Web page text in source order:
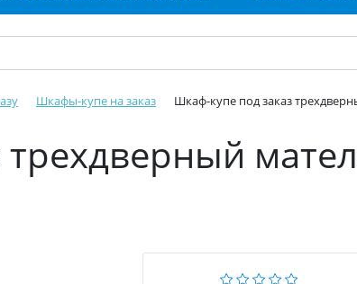
Шкафы-купе на заказ Шкаф-купе под заказ